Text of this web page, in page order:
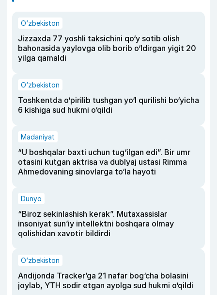
O‘zbekiston
Jizzaxda 77 yoshli taksichini qo‘y sotib olish
bahonasida yaylovga olib borib o‘ldirgan yigit 20
yilga qamaldi
O‘zbekiston
Toshkentda o‘pirilib tushgan yo‘l qurilishi bo‘yicha
6 kishiga sud hukmi o‘qildi
Madaniyat
“U boshqalar baxti uchun tug‘ilgan edi”. Bir umr
otasini kutgan aktrisa va dublyaj ustasi Rimma
Ahmedovaning sinovlarga to‘la hayoti
Dunyo
“Biroz sekinlashish kerak”. Mutaxassislar
insoniyat sun’iy intellektni boshqara olmay
qolishidan xavotir bildirdi
O‘zbekiston
Andijonda Tracker’ga 21 nafar bog‘cha bolasini
joylab, YTH sodir etgan ayolga sud hukmi o‘qildi